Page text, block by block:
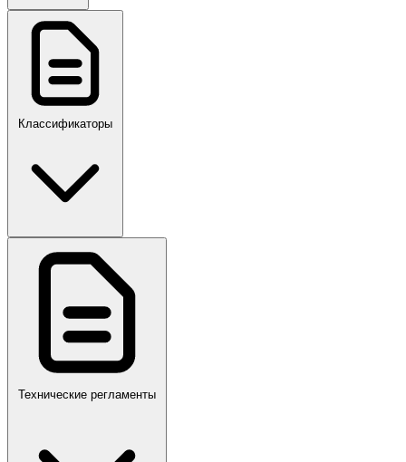
ГОСТ, ГОСТ Р, ПНСТ
ПР,Р,ПМГ,РМГ
Классификаторы
Технические регламенты